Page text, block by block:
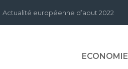
Actualité européenne d’aout 2022
ECONOMIE